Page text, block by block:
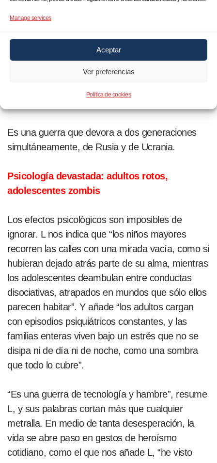
Manage services
Aceptar
Ver preferencias
Política de cookies
Asimismo, y según testimonios de la propia
rusos –incluso con formación médica
elevada-, en situación de calle y otros
muchos jóvenes rusos que buscan salir de su
Es una guerra que devora a dos generaciones
simultáneamente, de Rusia y de Ucrania.
Psicología devastada: adultos rotos,
adolescentes zombis
Los efectos psicológicos son imposibles de
ignorar. L nos indica que “los niños mayores
recorren las calles con una mirada vacía, como si
hubieran dejado atrás parte de su alma, mientras
los adolescentes deambulan entre conductas
disociativas, atrapados en mundos que sólo ellos
parecen habitar”. Y añade “los adultos cargan
con episodios psiquiátricos constantes, y las
familias enteras viven bajo un estrés que no se
disipa ni de día ni de noche, como una sombra
que todo lo cubre”.
“Es una guerra de tecnología y hambre”, resume
L, y sus palabras cortan más que cualquier
metralla. En medio de tanta desesperación, la
vida se abre paso en gestos de heroísmo
cotidiano, como el que nos añade L, “he visto